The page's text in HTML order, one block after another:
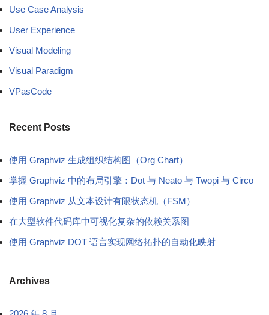
Use Case Analysis
User Experience
Visual Modeling
Visual Paradigm
VPasCode
Recent Posts
使用 Graphviz 生成组织结构图（Org Chart）
掌握 Graphviz 中的布局引擎：Dot 与 Neato 与 Twopi 与 Circo
使用 Graphviz 从文本设计有限状态机（FSM）
在大型软件代码库中可视化复杂的依赖关系图
使用 Graphviz DOT 语言实现网络拓扑的自动化映射
Archives